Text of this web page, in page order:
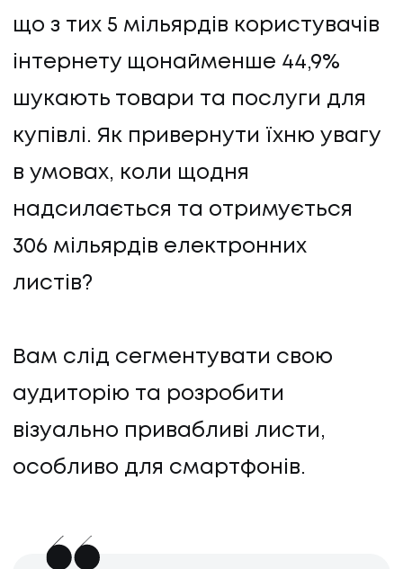
що з тих 5 мільярдів користувачів
інтернету щонайменше 44,9%
шукають товари та послуги для
купівлі. Як привернути їхню увагу
в умовах, коли щодня
надсилається та отримується
306 мільярдів електронних
листів?
Вам слід сегментувати свою
аудиторію та розробити
візуально привабливі листи,
особливо для смартфонів.